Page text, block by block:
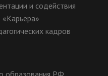
и содействия
«Карьера»
кадров